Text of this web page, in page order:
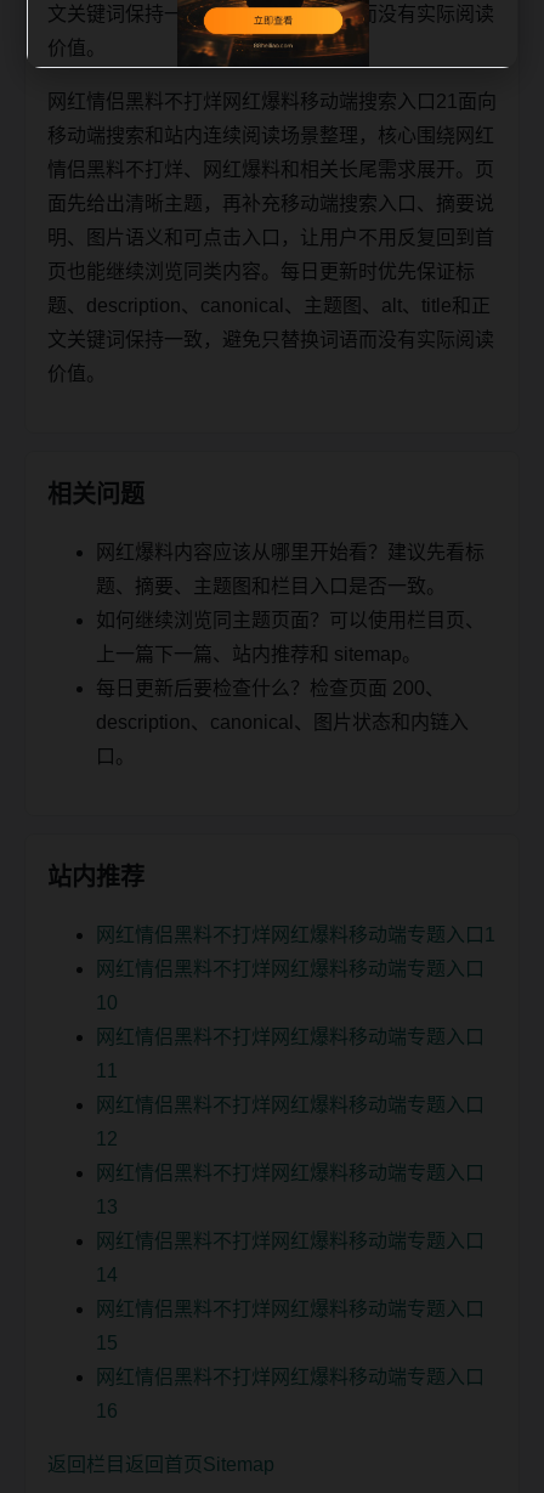
文关键词保持一致，避免只替换词语而没有实际阅读
价值。
网红情侣黑料不打烊网红爆料移动端搜索入口21面向
移动端搜索和站内连续阅读场景整理，核心围绕网红
情侣黑料不打烊、网红爆料和相关长尾需求展开。页
面先给出清晰主题，再补充移动端搜索入口、摘要说
明、图片语义和可点击入口，让用户不用反复回到首
页也能继续浏览同类内容。每日更新时优先保证标
题、description、canonical、主题图、alt、title和正
文关键词保持一致，避免只替换词语而没有实际阅读
价值。
相关问题
网红爆料内容应该从哪里开始看？建议先看标
题、摘要、主题图和栏目入口是否一致。
如何继续浏览同主题页面？可以使用栏目页、
上一篇下一篇、站内推荐和 sitemap。
每日更新后要检查什么？检查页面 200、
description、canonical、图片状态和内链入
口。
站内推荐
网红情侣黑料不打烊网红爆料移动端专题入口1
网红情侣黑料不打烊网红爆料移动端专题入口
10
网红情侣黑料不打烊网红爆料移动端专题入口
11
网红情侣黑料不打烊网红爆料移动端专题入口
12
网红情侣黑料不打烊网红爆料移动端专题入口
13
网红情侣黑料不打烊网红爆料移动端专题入口
14
网红情侣黑料不打烊网红爆料移动端专题入口
15
网红情侣黑料不打烊网红爆料移动端专题入口
16
返回栏目 返回首页 Sitemap